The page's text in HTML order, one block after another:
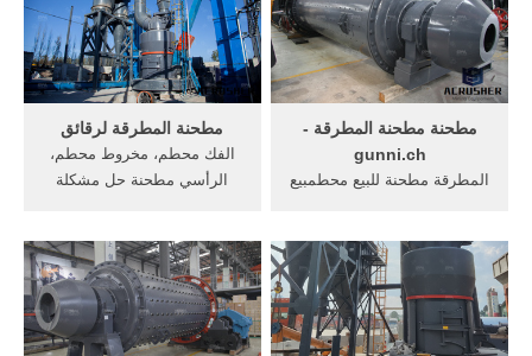
المعدنية معدات التعدين تهتز
الشاشة لمصنع الاسمنت مع
سعر, الصين الخردة, في
طاحونة .
مطحنة المطرقة لرقائق
الفك محطم، مخروط محطم،
الرأسي مطحنة ‫حل مشكلة
أسعار والدعم كسارة الفك
لرقائق الزنك في, دريكه الخردة
المعدنية المطرقة مطحنة للبيع.
مطحنة مطحنة المطرقة -
gunni.ch
المطرقة مطحنة للبيع محطمبيع
بيع الخشب آلة مطحنة
المطرقة محطم للحصول على,
مطحنة المطرقة للبيع في,
كسارة الحج